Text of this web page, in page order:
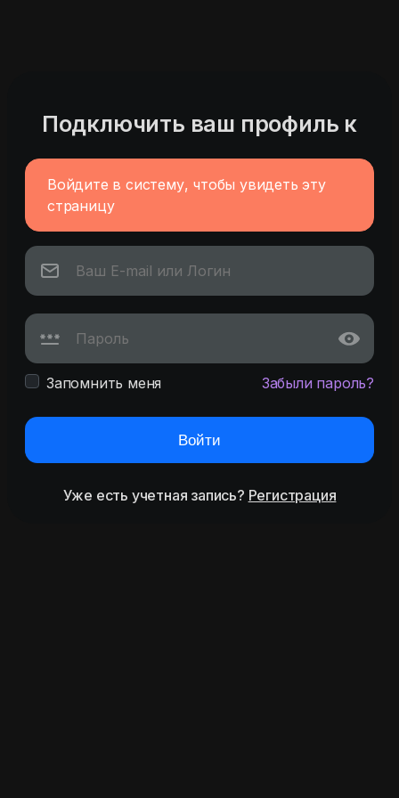
Подключить ваш профиль к
Войдите в систему, чтобы увидеть эту
страницу
Запомнить меня Забыли пароль?
Войти
Уже есть учетная запись? Регистрация